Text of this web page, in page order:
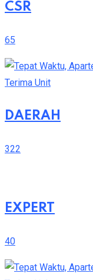
CSR
65
DAERAH
322
EXPERT
40